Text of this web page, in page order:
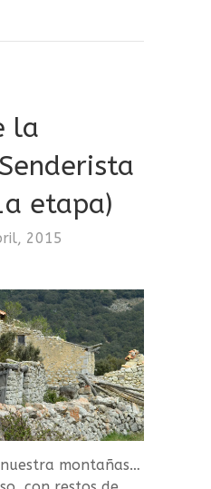
la
etapa)
2015
montañas…